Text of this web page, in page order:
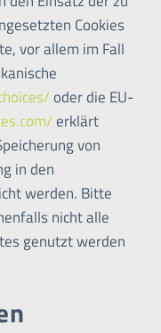
Cookies
vor allem im Fall
oder die EU-
erklärt
von
in den
werden. Bitte
nicht alle
genutzt werden